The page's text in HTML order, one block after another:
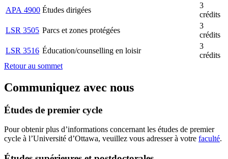
APA 4900 Études dirigées
3
crédits
LSR 3505 Parcs et zones protégées
3
crédits
LSR 3516 Éducation/counselling en loisir
3
crédits
Retour au sommet
Communiquez avec nous
Études de premier cycle
Pour obtenir plus d’informations concernant les études de premier
cycle à l’Université d’Ottawa, veuillez vous adresser à votre faculté.